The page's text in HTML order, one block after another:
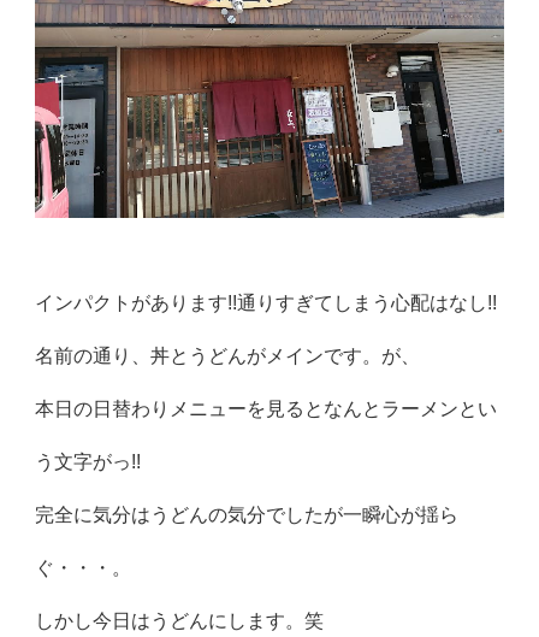
インパクトがあります!!通りすぎてしまう心配はなし!!
名前の通り、丼とうどんがメインです。が、
本日の日替わりメニューを見るとなんとラーメンとい
う文字がっ!!
完全に気分はうどんの気分でしたが一瞬心が揺ら
ぐ・・・。
しかし今日はうどんにします。笑